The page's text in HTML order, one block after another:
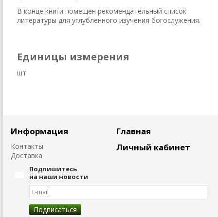
В конце книги помещен рекомендательный список
литературы для углубленного изучения богослужения.
Единицы измерения
шт
Информация
Контакты
Доставка
Главная
Личный кабинет
Подпишитесь
на наши новости